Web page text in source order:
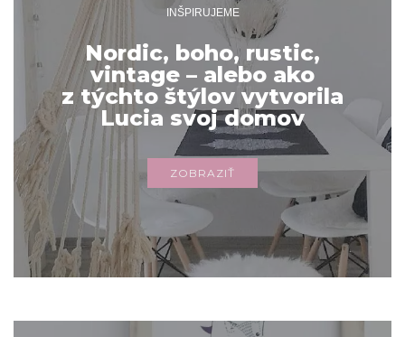
INŠPIRUJEME
Nordic, boho, rustic,
vintage – alebo ako
z týchto štýlov vytvorila
Lucia svoj domov
ZOBRAZIŤ